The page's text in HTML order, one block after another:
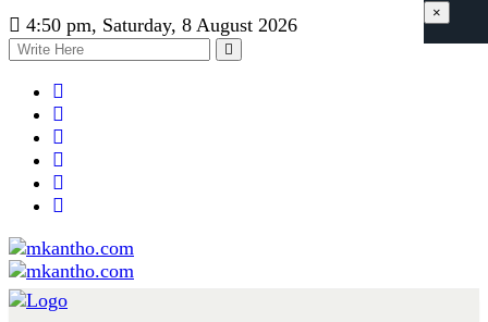
4:50 pm, Saturday, 8 August 2026
×